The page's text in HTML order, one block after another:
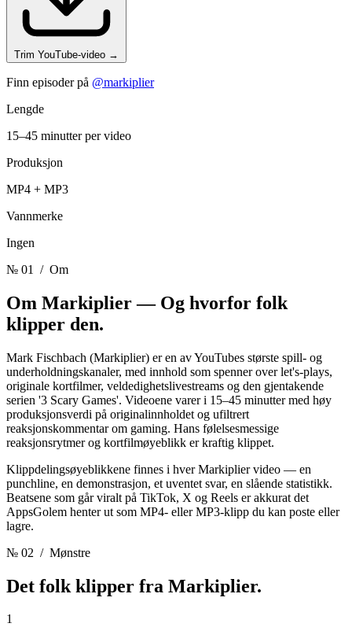
Trim YouTube-video →
Finn episoder på @markiplier
Lengde
15–45 minutter per video
Produksjon
MP4 + MP3
Vannmerke
Ingen
№ 01
/ Om
Om Markiplier — Og hvorfor folk
klipper den.
Mark Fischbach (Markiplier) er en av YouTubes største spill- og
underholdningskanaler, med innhold som spenner over let's-plays,
originale kortfilmer, veldedighetslivestreams og den gjentakende
serien '3 Scary Games'. Videoene varer i 15–45 minutter med høy
produksjonsverdi på originalinnholdet og ufiltrert
reaksjonskommentar om gaming. Hans følelsesmessige
reaksjonsrytmer og kortfilmøyeblikk er kraftig klippet.
Klippdelingsøyeblikkene finnes i hver Markiplier video — en
punchline, en demonstrasjon, et uventet svar, en slående statistikk.
Beatsene som går viralt på TikTok, X og Reels er akkurat det
AppsGolem henter ut som MP4- eller MP3-klipp du kan poste eller
lagre.
№ 02 / Mønstre
Det folk klipper fra Markiplier.
1